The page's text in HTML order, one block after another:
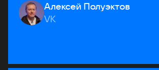
Алексей Полуэктов
VK